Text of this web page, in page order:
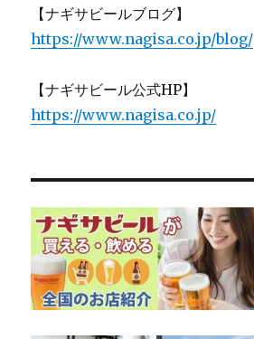
【ナギサビールブログ】
https://www.nagisa.co.jp/blog/
【ナギサビール公式HP】
https://www.nagisa.co.jp/